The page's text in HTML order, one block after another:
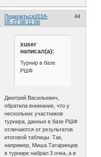
Поделиться 44
2018-
05-22 08:11:08
xuser
написал(а):
Турнир в базе
РШФ
Дмитрий Васильевич,
обратила внимание, что у
нескольких участников
турнира, данные в базе РШФ
отличаются от результатов
итоговой таблицы. Так,
например, Миша Татаринцев
в турнире набрал 3 очка, а в